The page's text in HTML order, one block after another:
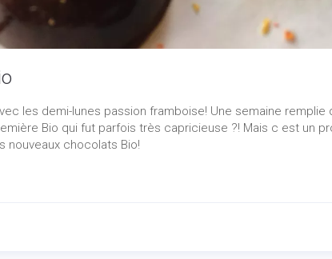
les demi-lunes passion framboise! Une semaine remplie
Bio qui fut parfois très capricieuse ?! Mais c est un
nouveaux chocolats Bio!